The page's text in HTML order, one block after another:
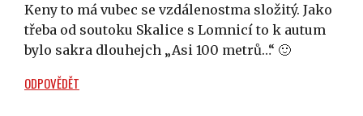
Keny to má vubec se vzdálenostma složitý. Jako
třeba od soutoku Skalice s Lomnicí to k autum
bylo sakra dlouhejch „Asi 100 metrů…“ 🙂
ODPOVĚDĚT